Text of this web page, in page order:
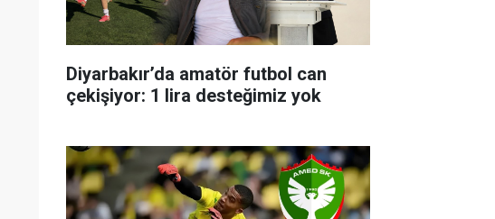
Diyarbakır’da amatör futbol can
çekişiyor: 1 lira desteğimiz yok